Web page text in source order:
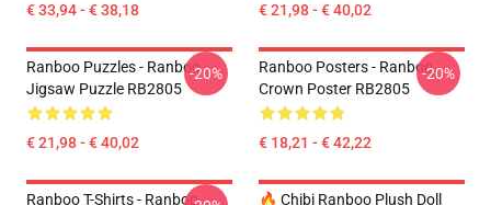
€ 33,94 - € 38,18 € 21,98 - € 40,02
Ranboo Puzzles - Ranboo
Jigsaw Puzzle RB2805
€ 21,98 - € 40,02
-20%
Ranboo Posters - Ranboo
Crown Poster RB2805
€ 18,21 - € 42,22
-20%
Ranboo T-Shirts - Ranboo
🔥 Chibi Ranboo Plush Doll